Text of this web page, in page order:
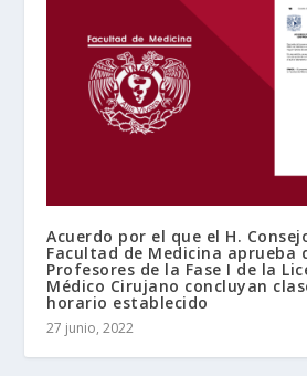
Acuerdo por el que el H.
Facultad de Medicina aprueba
Profesores de la Fase I de la
Médico Cirujano concluyan
horario establecido
27 junio, 2022